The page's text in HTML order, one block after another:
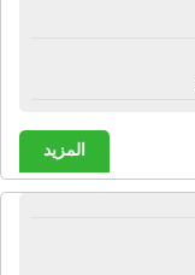
المزيد